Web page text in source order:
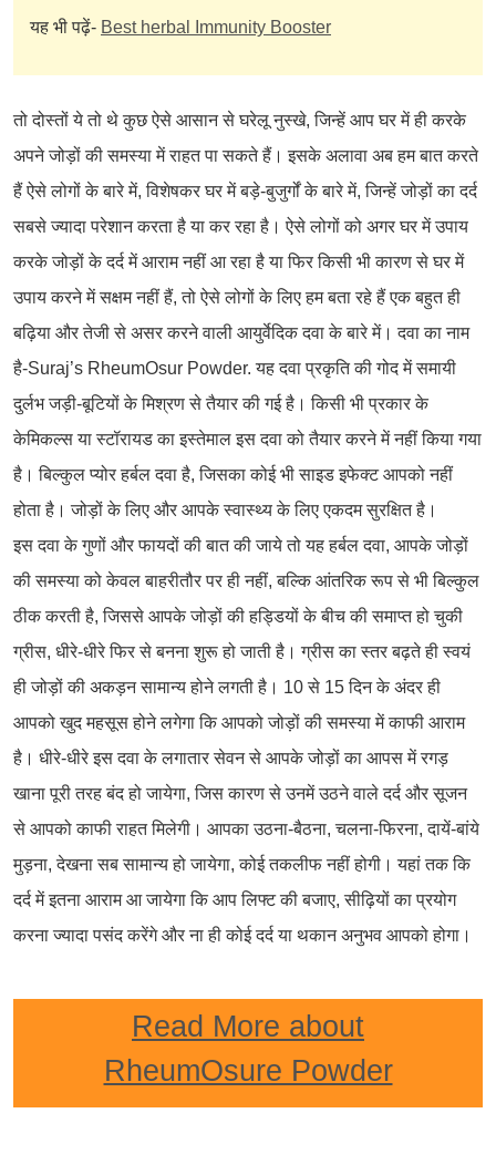
यह भी पढ़ें- Best herbal Immunity Booster
तो दोस्तों ये तो थे कुछ ऐसे आसान से घरेलू नुस्खे, जिन्हें आप घर में ही करके
अपने जोड़ों की समस्या में राहत पा सकते हैं। इसके अलावा अब हम बात करते
हैं ऐसे लोगों के बारे में, विशेषकर घर में बड़े-बुजुर्गों के बारे में, जिन्हें जोड़ों का दर्द
सबसे ज्यादा परेशान करता है या कर रहा है। ऐसे लोगों को अगर घर में उपाय
करके जोड़ों के दर्द में आराम नहीं आ रहा है या फिर किसी भी कारण से घर में
उपाय करने में सक्षम नहीं हैं, तो ऐसे लोगों के लिए हम बता रहे हैं एक बहुत ही
बढ़िया और तेजी से असर करने वाली आयुर्वेदिक दवा के बारे में। दवा का नाम
है-Suraj’s RheumOsur Powder. यह दवा प्रकृति की गोद में समायी
दुर्लभ जड़ी-बूटियों के मिश्रण से तैयार की गई है। किसी भी प्रकार के
केमिकल्स या स्टॉरायड का इस्तेमाल इस दवा को तैयार करने में नहीं किया गया
है। बिल्कुल प्योर हर्बल दवा है, जिसका कोई भी साइड इफेक्ट आपको नहीं
होता है। जोड़ों के लिए और आपके स्वास्थ्य के लिए एकदम सुरक्षित है।
इस दवा के गुणों और फायदों की बात की जाये तो यह हर्बल दवा, आपके जोड़ों
की समस्या को केवल बाहरीतौर पर ही नहीं, बल्कि आंतरिक रूप से भी बिल्कुल
ठीक करती है, जिससे आपके जोड़ों की हड्डियों के बीच की समाप्त हो चुकी
ग्रीस, धीरे-धीरे फिर से बनना शुरू हो जाती है। ग्रीस का स्तर बढ़ते ही स्वयं
ही जोड़ों की अकड़न सामान्य होने लगती है। 10 से 15 दिन के अंदर ही
आपको खुद महसूस होने लगेगा कि आपको जोड़ों की समस्या में काफी आराम
है। धीरे-धीरे इस दवा के लगातार सेवन से आपके जोड़ों का आपस में रगड़
खाना पूरी तरह बंद हो जायेगा, जिस कारण से उनमें उठने वाले दर्द और सूजन
से आपको काफी राहत मिलेगी। आपका उठना-बैठना, चलना-फिरना, दायें-बांये
मुड़ना, देखना सब सामान्य हो जायेगा, कोई तकलीफ नहीं होगी। यहां तक कि
दर्द में इतना आराम आ जायेगा कि आप लिफ्ट की बजाए, सीढ़ियों का प्रयोग
करना ज्यादा पसंद करेंगे और ना ही कोई दर्द या थकान अनुभव आपको होगा।
Read More about
RheumOsure Powder